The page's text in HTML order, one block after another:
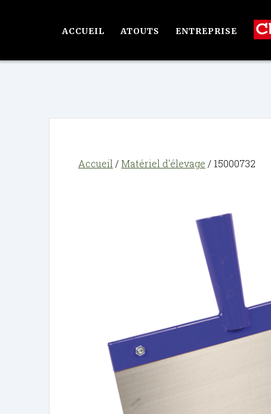
ACCUEIL ATOUTS ENTREPRISE
Accueil /Matériel d'élevage / 15000732